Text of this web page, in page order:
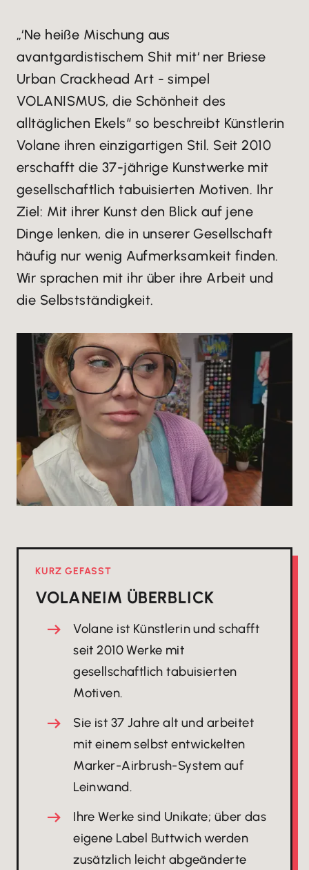
„‘Ne heiße Mischung aus
avantgardistischem Shit mit‘ ner Briese
Urban Crackhead Art - simpel
VOLANISMUS, die Schönheit des
alltäglichen Ekels“ so beschreibt Künstlerin
Volane ihren einzigartigen Stil. Seit 2010
erschafft die 37-jährige Kunstwerke mit
gesellschaftlich tabuisierten Motiven. Ihr
Ziel: Mit ihrer Kunst den Blick auf jene
Dinge lenken, die in unserer Gesellschaft
häufig nur wenig Aufmerksamkeit finden.
Wir sprachen mit ihr über ihre Arbeit und
die Selbstständigkeit.
KURZ GEFASST
VOLANEIM ÜBERBLICK
Volane ist Künstlerin und schafft
seit 2010 Werke mit
gesellschaftlich tabuisierten
Motiven.
Sie ist 37 Jahre alt und arbeitet
mit einem selbst entwickelten
Marker-Airbrush-System auf
Leinwand.
Ihre Werke sind Unikate; über das
eigene Label Buttwich werden
zusätzlich leicht abgeänderte